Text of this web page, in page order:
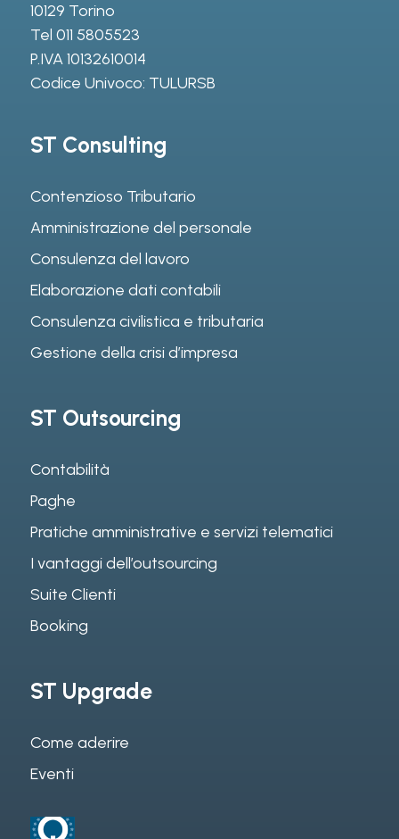
10129 Torino
Tel 011 5805523
P.IVA 10132610014
Codice Univoco: TULURSB
ST Consulting
Contenzioso Tributario
Amministrazione del personale
Consulenza del lavoro
Elaborazione dati contabili
Consulenza civilistica e tributaria
Gestione della crisi d’impresa
ST Outsourcing
Contabilità
Paghe
Pratiche amministrative e servizi telematici
I vantaggi dell’outsourcing
Suite Clienti
Booking
ST Upgrade
Come aderire
Eventi